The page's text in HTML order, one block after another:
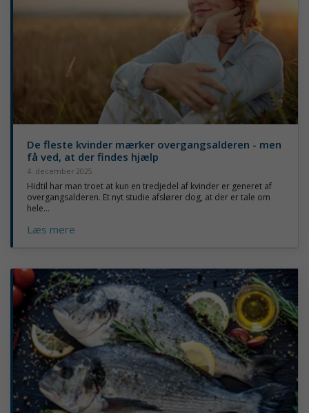
De fleste kvinder mærker overgangsalderen - men
få ved, at der findes hjælp
4. december 2025
Hidtil har man troet at kun en tredjedel af kvinder er generet af
overgangsalderen. Et nyt studie afslører dog, at der er tale om
hele...
Læs mere